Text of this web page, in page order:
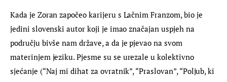
Kada je Zoran započeo karijeru s Lačnim Franzom, bio je
jedini slovenski autor koji je imao značajan uspjeh na
području bivše nam države, a da je pjevao na svom
materinjem jeziku. Pjesme su se urezale u kolektivno
sjećanje (“Naj mi dihat za ovratnik”, “Praslovan”, “Poljub, ki